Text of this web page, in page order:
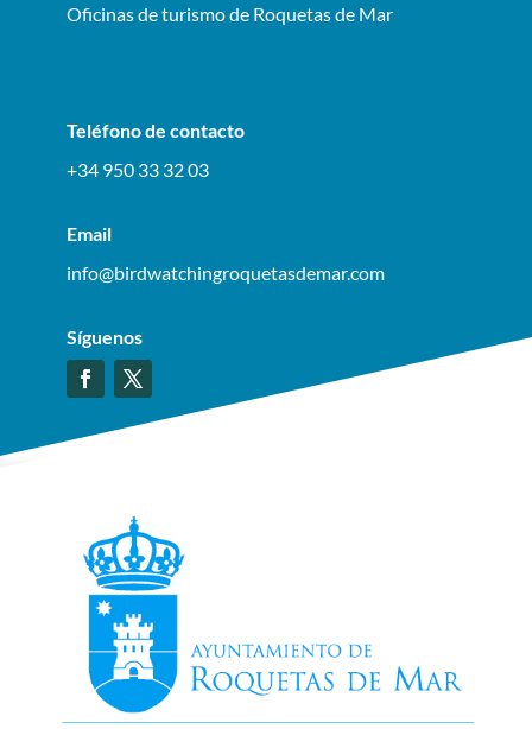
Oficinas de turismo de Roquetas de Mar
Teléfono de contacto
+34 950 33 32 03
Email
info@birdwatchingroquetasdemar.com
Síguenos